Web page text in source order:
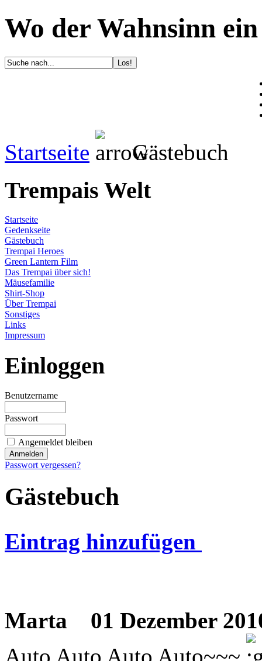
Wo der Wahnsinn
Startseite Gästebuch
Trempais Welt
Startseite
Gedenkseite
Gästebuch
Trempai Heroes
Green Lantern Film
Das Trempai über sich!
Mäusefamilie
Shirt-Shop
Über Trempai
Sonstiges
Links
Impressum
Einloggen
Benutzername
Passwort
Angemeldet bleiben
Passwort vergessen?
Gästebuch
Eintrag hinzufügen
Marta
01 Dezember
Auto Auto Auto Auto~~~